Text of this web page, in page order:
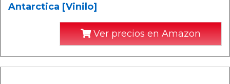
Antarctica [Vinilo]
Ver precios en Amazon